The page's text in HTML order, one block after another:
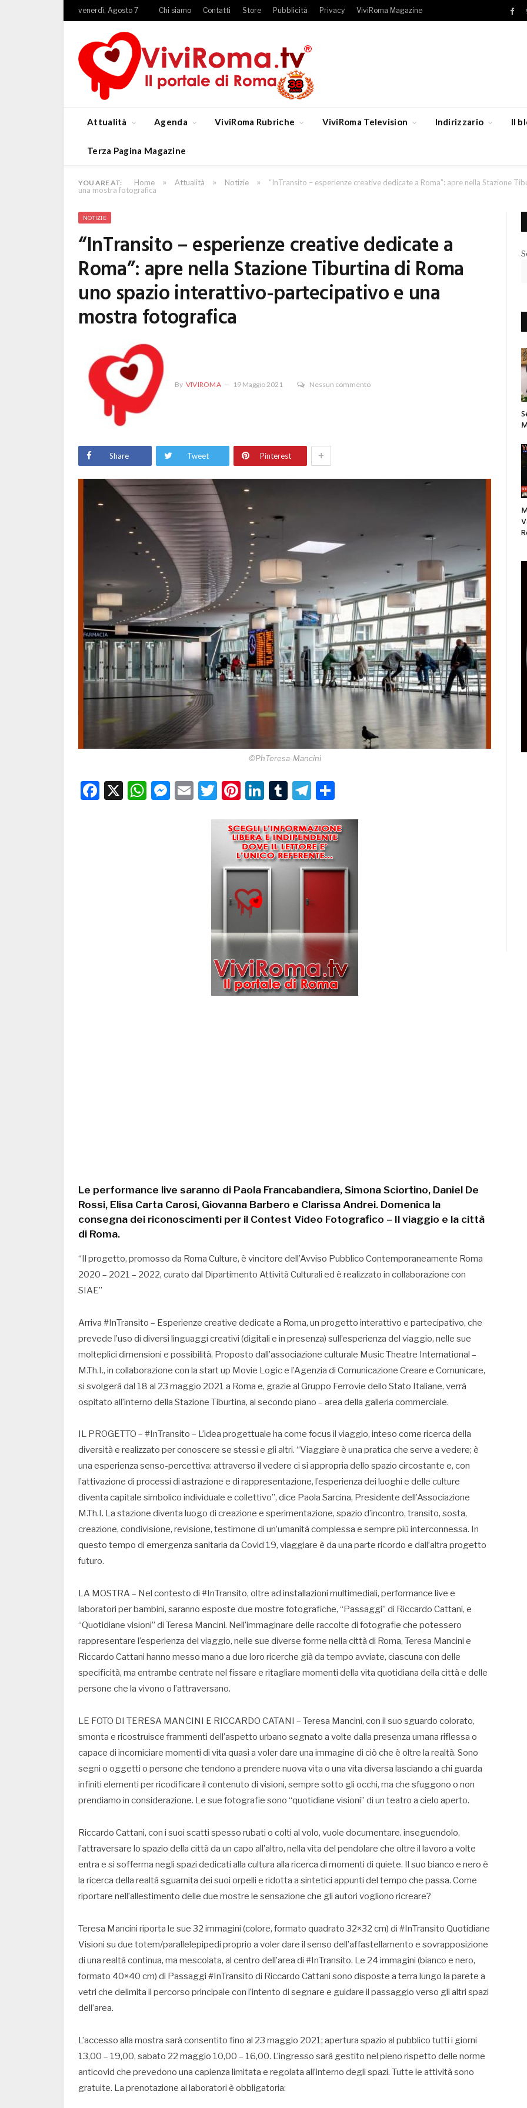
venerdì, Agosto 7 Chi siamo Contatti Store Pubblicità Privacy ViviRoma Magazine
Attualità Agenda ViviRoma Rubriche ViviRoma Television Indirizzario Il
Terza Pagina Magazine
YOU ARE AT: Home » Attualità » Notizie »
“InTransito – esperienze creative dedicate a Roma”: apre nella Stazione
una mostra fotografica
NOTIZIE
“InTransito – esperienze creative dedicate a
Roma”: apre nella Stazione Tiburtina di Roma
uno spazio interattivo-partecipativo e una
mostra fotografica
By VIVIROMA 19 Maggio 2021 Nessun commento
Share Tweet Pinterest +
©PhTeresa-Mancini
Facebook
X WhatsApp
Messenger
EmailTwitter
Pinterest
LinkedIn
TumblrTelegram
Le performance live saranno di Paola Francabandiera, Simona Sciortino, Daniel De
Rossi, Elisa Carta Carosi, Giovanna Barbero e Clarissa Andrei. Domenica la
consegna dei riconoscimenti per il Contest Video Fotografico – Il viaggio e la città
di Roma.
“Il progetto, promosso da Roma Culture, è vincitore dell’Avviso Pubblico Contemporaneamente Roma
2020 – 2021 – 2022, curato dal Dipartimento Attività Culturali ed è realizzato in collaborazione con
SIAE”
Arriva #InTransito – Esperienze creative dedicate a Roma, un progetto interattivo e partecipativo, che
prevede l’uso di diversi linguaggi creativi (digitali e in presenza) sull’esperienza del viaggio, nelle sue
molteplici dimensioni e possibilità. Proposto dall’associazione culturale Music Theatre International –
M.Th.I., in collaborazione con la start up Movie Logic e l’Agenzia di Comunicazione Creare e Comunicare,
si svolgerà dal 18 al 23 maggio 2021 a Roma e, grazie al Gruppo Ferrovie dello Stato Italiane, verrà
ospitato all’interno della Stazione Tiburtina, al secondo piano – area della galleria commerciale.
IL PROGETTO – #InTransito – L’idea progettuale ha come focus il viaggio, inteso come ricerca della
diversità e realizzato per conoscere se stessi e gli altri. “Viaggiare è una pratica che serve a vedere; è
una esperienza senso-percettiva: attraverso il vedere ci si appropria dello spazio circostante e, con
l’attivazione di processi di astrazione e di rappresentazione, l’esperienza dei luoghi e delle culture
diventa capitale simbolico individuale e collettivo”, dice Paola Sarcina, Presidente dell’Associazione
M.Th.I. La stazione diventa luogo di creazione e sperimentazione, spazio d’incontro, transito, sosta,
creazione, condivisione, revisione, testimone di un’umanità complessa e sempre più interconnessa. In
questo tempo di emergenza sanitaria da Covid 19, viaggiare è da una parte ricordo e dall’altra progetto
futuro.
LA MOSTRA – Nel contesto di #InTransito, oltre ad installazioni multimediali, performance live e
laboratori per bambini, saranno esposte due mostre fotografiche, “Passaggi” di Riccardo Cattani, e
“Quotidiane visioni” di Teresa Mancini. Nell’immaginare delle raccolte di fotografie che potessero
rappresentare l’esperienza del viaggio, nelle sue diverse forme nella città di Roma, Teresa Mancini e
Riccardo Cattani hanno messo mano a due loro ricerche già da tempo avviate, ciascuna con delle
specificità, ma entrambe centrate nel fissare e ritagliare momenti della vita quotidiana della città e delle
persone che la vivono o l’attraversano.
LE FOTO DI TERESA MANCINI E RICCARDO CATANI – Teresa Mancini, con il suo sguardo colorato,
smonta e ricostruisce frammenti dell’aspetto urbano segnato a volte dalla presenza umana riflessa o
capace di incorniciare momenti di vita quasi a voler dare una immagine di ciò che è oltre la realtà. Sono
segni o oggetti o persone che tendono a prendere nuova vita o una vita diversa lasciando a chi guarda
infiniti elementi per ricodificare il contenuto di visioni, sempre sotto gli occhi, ma che sfuggono o non
prendiamo in considerazione. Le sue fotografie sono “quotidiane visioni” di un teatro a cielo aperto.
Riccardo Cattani, con i suoi scatti spesso rubati o colti al volo, vuole documentare. inseguendolo,
l’attraversare lo spazio della città da un capo all’altro, nella vita del pendolare che oltre il lavoro a volte
entra e si sofferma negli spazi dedicati alla cultura alla ricerca di momenti di quiete. Il suo bianco e nero è
la ricerca della realtà sguarnita dei suoi orpelli e ridotta a sintetici appunti del tempo che passa. Come
riportare nell’allestimento delle due mostre le sensazione che gli autori vogliono ricreare?
Teresa Mancini riporta le sue 32 immagini (colore, formato quadrato 32×32 cm) di #InTransito Quotidiane
Visioni su due totem/parallelepipedi proprio a voler dare il senso dell’affastellamento e sovrapposizione
di una realtà continua, ma mescolata, al centro dell’area di #InTransito. Le 24 immagini (bianco e nero,
formato 40×40 cm) di Passaggi #InTransito di Riccardo Cattani sono disposte a terra lungo la parete a
vetri che delimita il percorso principale con l’intento di segnare e guidare il passaggio verso gli altri spazi
dell’area.
L’accesso alla mostra sarà consentito fino al 23 maggio 2021; apertura spazio al pubblico tutti i giorni
13,00 – 19,00, sabato 22 maggio 10,00 – 16,00. L’ingresso sarà gestito nel pieno rispetto delle norme
anticovid che prevedono una capienza limitata e regolata all’interno degli spazi. Tutte le attività sono
gratuite. La prenotazione ai laboratori è obbligatoria: